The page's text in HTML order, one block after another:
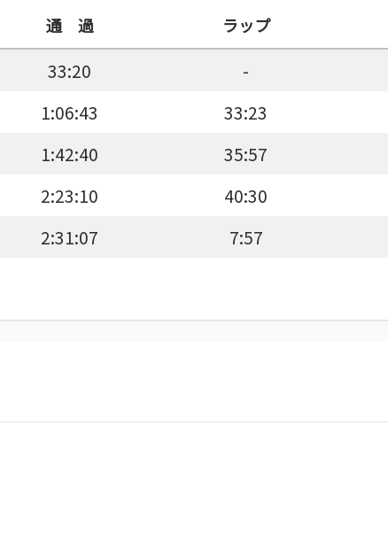
通 過 ラップ
33:20 -
1:06:43 33:23
1:42:40 35:57
2:23:10 40:30
2:31:07 7:57